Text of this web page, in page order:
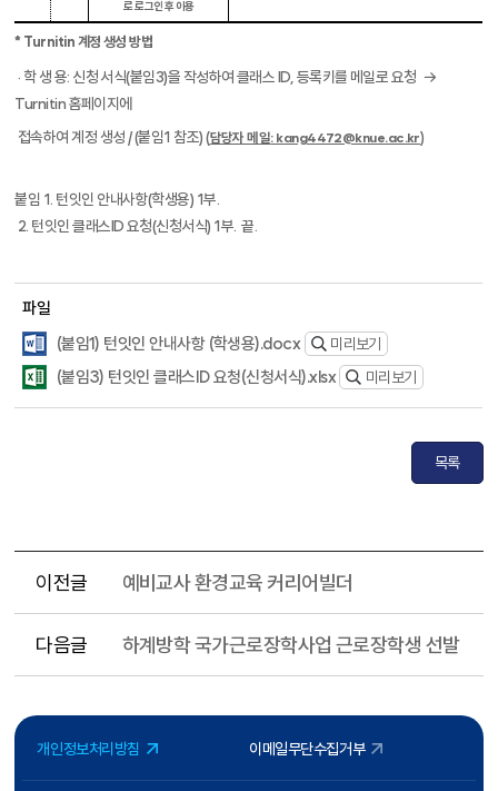
로 로그인 후 이용
* Turnitin 계정 생성 방법
·학 생 용: 신청 서식(붙임3)을 작성하여 클래스ID, 등록키를 메일로 요청 →
Turnitin홈페이지에
접속하여 계정 생성/ (붙임1 참조)(담당자 메일: kang4472@knue.ac.kr)
붙임 1. 턴잇인 안내사항(학생용) 1부.
2. 턴잇인 클래스ID 요청(신청서식) 1부.끝.
파일
(붙임1) 턴잇인 안내사항 (학생용).docx
미리보기
(붙임3) 턴잇인 클래스ID 요청(신청서식).xlsx 미리보기
목록
이전글 예비교사 환경교육 커리어빌더
다음글 하계방학 국가근로장학사업 근로장학생 선발
개인정보처리방침 이메일무단수집거부